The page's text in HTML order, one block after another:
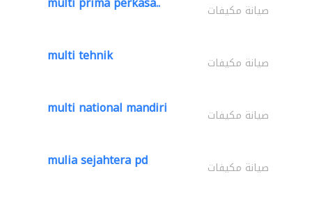
صيانة مكيفات
multi tehnik صيانة مكيفات
multi national mandiri صيانة مكيفات
mulia sejahtera pd صيانة مكيفات